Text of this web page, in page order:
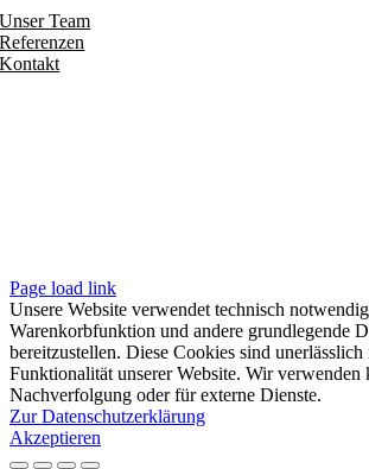
Unser Team
Referenzen
Kontakt
Page load link
Unsere Website verwendet technisch
Warenkorbfunktion und andere grundlegende
bereitzustellen. Diese Cookies sind
Funktionalität unserer Website. Wir verwenden
Nachverfolgung oder für externe Dienste.
Zur Datenschutzerklärung
Akzeptieren